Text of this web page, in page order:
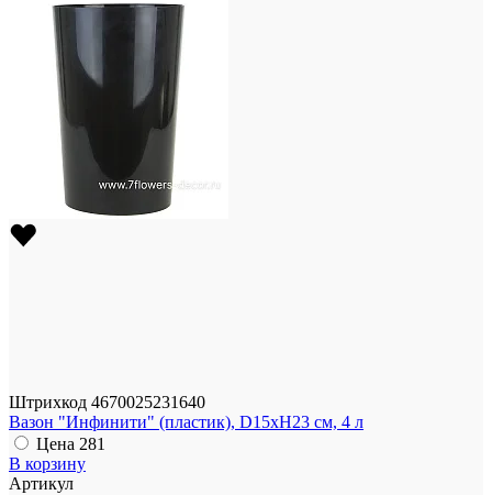
Штрихкод 4670025231640
Вазон "Инфинити" (пластик), D15xH23 см, 4 л
Цена 281
В корзину
Артикул